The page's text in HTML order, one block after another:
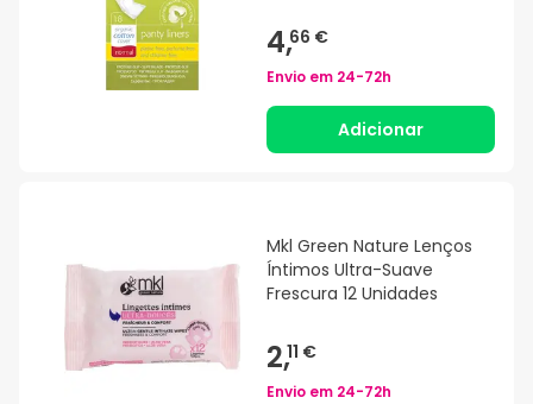
4,66 €
Envio em 24-72h
Adicionar
Mkl Green Nature Lenços
Íntimos Ultra-Suave
Frescura 12 Unidades
2,11 €
Envio em 24-72h